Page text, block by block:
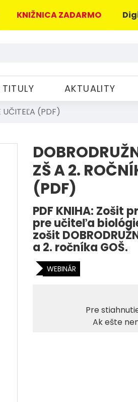
KNIŽNICA ZADARMO
AKTUALITY
UČITEĽA (PDF)
ZŠ A 2.
(PDF)
PDF KNIHA: Zošit
pre učiteľa
zošit
a 2. ročníka GOŠ.
WEBINÁR
Pre
Ak ešte